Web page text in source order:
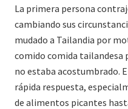
La primera persona
cambiando sus
mudado a Tailandia por
comido comida tailandesa
no estaba acostumbrado.
rápida respuesta,
de alimentos picantes